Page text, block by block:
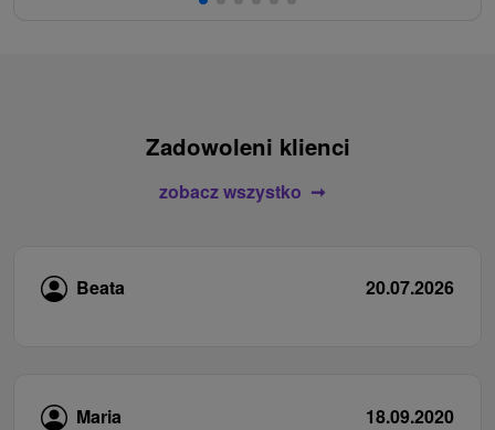
Zadowoleni klienci
zobacz wszystko
Beata 20.07.2026
Maria
18.09.2020